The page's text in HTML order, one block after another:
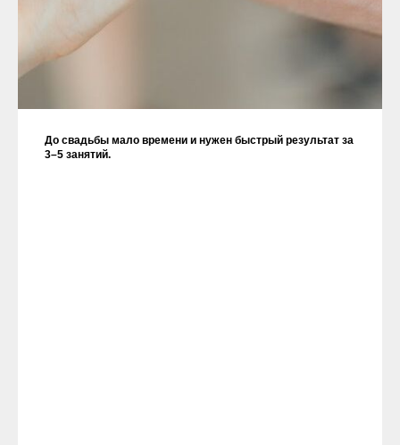
До свадьбы мало времени и нужен быстрый результат за
3–5 занятий.